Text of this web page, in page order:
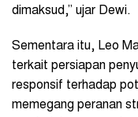
dimaksud,” ujar Dewi.
Sementara itu, Leo
terkait persiapan
responsif terhadap
memegang peranan